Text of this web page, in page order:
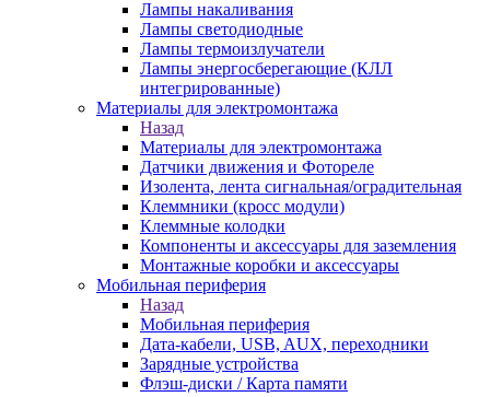
Лампы накаливания
Лампы светодиодные
Лампы термоизлучатели
Лампы энергосберегающие (КЛЛ
интегрированные)
Материалы для электромонтажа
Назад
Материалы для электромонтажа
Датчики движения и Фотореле
Изолента, лента сигнальная/оградительная
Клеммники (кросс модули)
Клеммные колодки
Компоненты и аксессуары для заземления
Монтажные коробки и аксессуары
Мобильная периферия
Назад
Мобильная периферия
Дата-кабели, USB, AUX, переходники
Зарядные устройства
Флэш-диски / Карта памяти